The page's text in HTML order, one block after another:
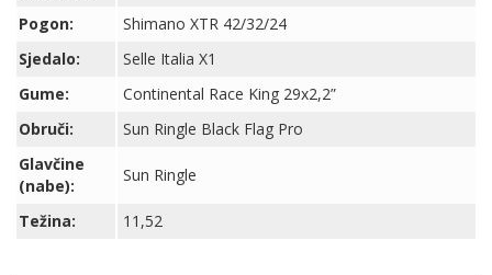
Pogon:
Shimano XTR 42/32/24
Sjedalo:
Selle Italia X1
Gume:
Continental Race King 29x2,2”
Obruči:
Sun Ringle Black Flag Pro
Glavčine
(nabe):
Sun Ringle
Težina: 11,52